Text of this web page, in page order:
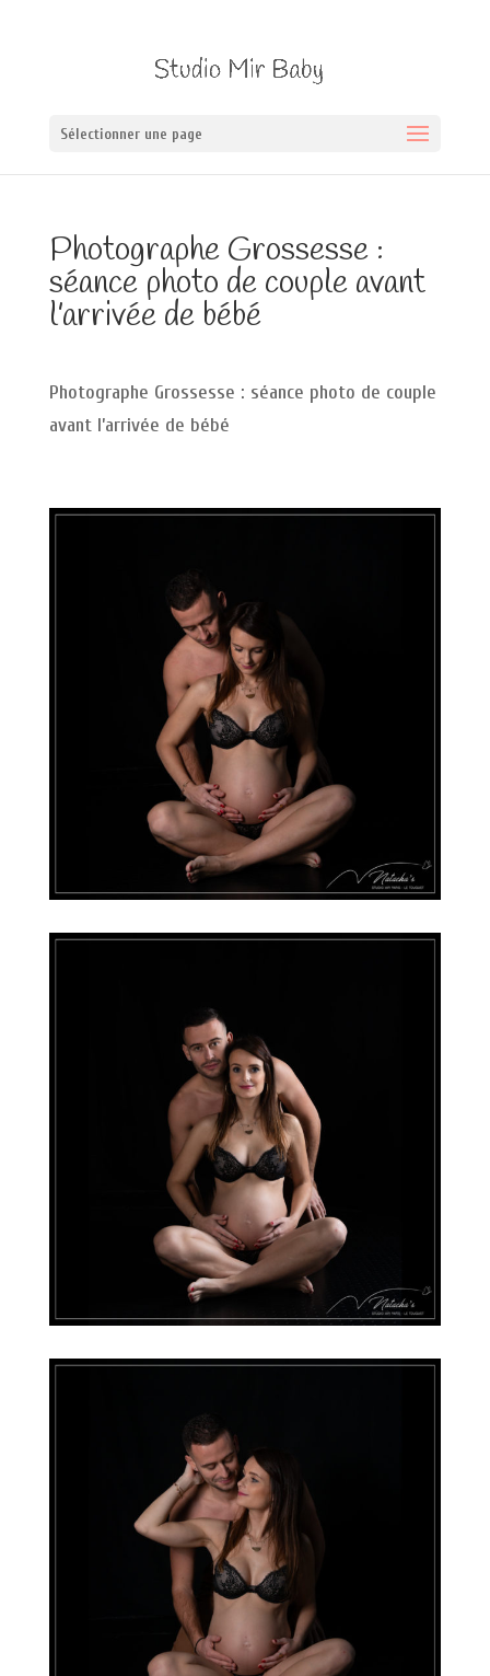
Sélectionner une page
Photographe Grossesse :
séance photo de couple avant
l’arrivée de bébé
Photographe Grossesse : séance photo de couple
avant l’arrivée de bébé